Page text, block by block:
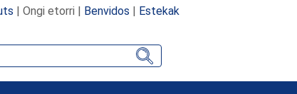
| Ongi etorri | Benvidos | Estekak